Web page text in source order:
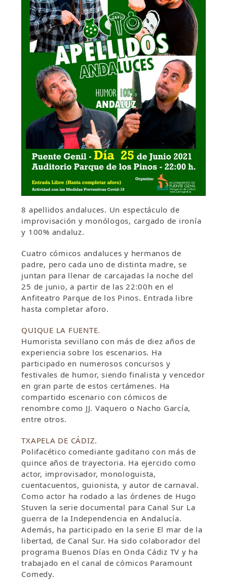
8 apellidos andaluces. Un espectáculo de
improvisación y monólogos, cargado de ironía
y 100% andaluz.
Cuatro cómicos andaluces y hermanos de
padre, pero cada uno de distinta madre, se
juntan para llenar de carcajadas la noche del
25 de junio, a partir de las 22:00h en el
Anfiteatro Parque de los Pinos. Entrada libre
hasta completar aforo.
QUIQUE LA FUENTE.
Humorista sevillano con más de diez años de
experiencia sobre los escenarios. Ha
participado en numerosos concursos y
festivales de humor, siendo finalista y vencedor
en gran parte de estos certámenes. Ha
compartido escenario con cómicos de
renombre como JJ. Vaquero o Nacho García,
entre otros.
TXAPELA DE CÁDIZ.
Polifacético comediante gaditano con más de
quince años de trayectoria. Ha ejercido como
actor, improvisador, monologuista,
cuentacuentos, guionista, y autor de carnaval.
Como actor ha rodado a las órdenes de Hugo
Stuven la serie documental para Canal Sur La
guerra de la Independencia en Andalucía.
Además, ha participado en la serie El mar de la
libertad, de Canal Sur. Ha sido colaborador del
programa Buenos Días en Onda Cádiz TV y ha
trabajado en el canal de cómicos Paramount
Comedy.